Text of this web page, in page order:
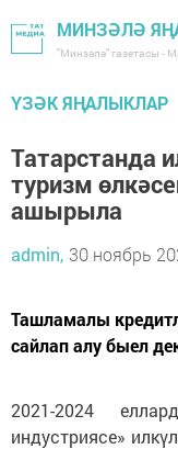
МИНЗӘЛӘ
"Минзәлә" газетасы -
ҮЗӘК ЯҢАЛЫКЛАР
Татарстанда
туризм
ашырыла
admin, 30 ноябрь
Ташламалы
сайлап алу быел
2021-2024
индустриясе»